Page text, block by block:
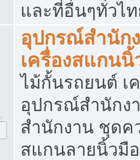
และที่อื่นๆทั่วไ
อุปกรณ์สำนัก
เครื่องสแกนนิ้
ไม้กั้นรถยนต์ เ
อุปกรณ์สำนักง
สำนักงาน ชุดค
สแกนลายนิ้วมื